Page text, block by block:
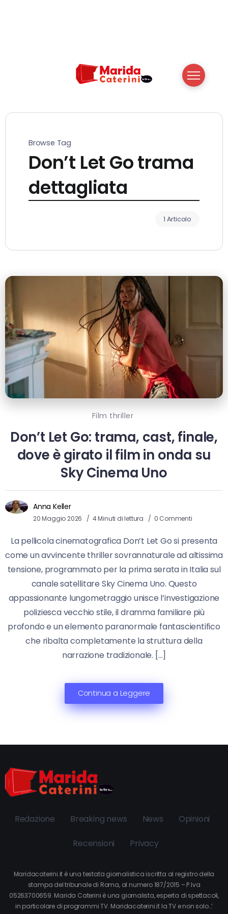
Browse Tag
Don’t Let Go trama
dettagliata
1 Articolo
Film thriller
Don’t Let Go: trama, cast, finale,
dove è girato il film in onda su
Sky Cinema Uno
Anna Keller
20 Maggio 2026 4 Minuti di lettura 0 Commenti
La pellicola cinematografica Don’t Let Go si presenta
come un avvincente thriller sovrannaturale ad altissima
tensione, programmato per la prima serata in Italia sul
canale satellitare Sky Cinema Uno. Questo
appassionante lungometraggio unisce l’investigazione
poliziesca vecchio stile, il dramma familiare più
profondo e un elemento paranormale fantascientifico
che ribalta completamente la struttura della
narrazione tradizionale. […]
Continua a Leggere
Redazione Breaking news News Opinioni
Recensioni Privacy
Maridacaterini.it è una testata giornalistica iscritta al registro della
stampa del tribunale di Roma, al numero 187/2015 – P.Iva
05263700659. Marida Caterini è una giornalista, esperta di spettacoli,
in particolare di programmi TV. Maridacaterini.it la TV e non solo…’